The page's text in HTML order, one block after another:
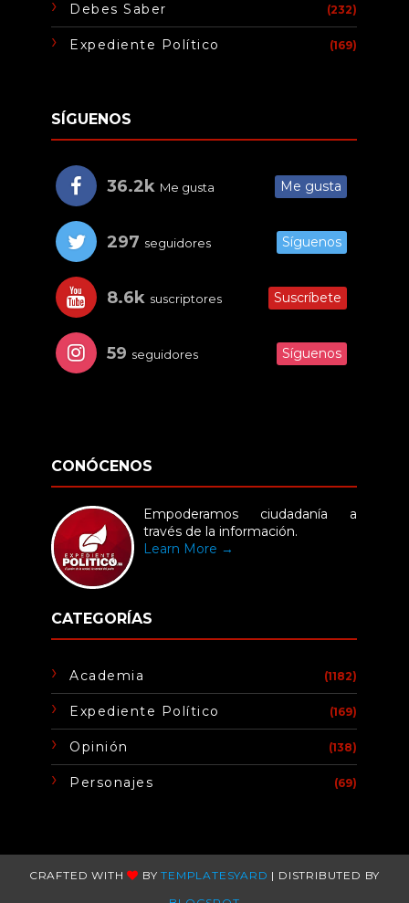
Debes Saber (232)
Expediente Político (169)
SÍGUENOS
36.2k Me gusta Me gusta
297 seguidores Síguenos
8.6k suscriptores Suscríbete
59 seguidores Síguenos
CONÓCENOS
Empoderamos ciudadanía a
través de la información.
Learn More →
CATEGORÍAS
Academia (1182)
Expediente Político (169)
Opinión (138)
Personajes (69)
CRAFTED WITH BYTEMPLATESYARD | DISTRIBUTED BY